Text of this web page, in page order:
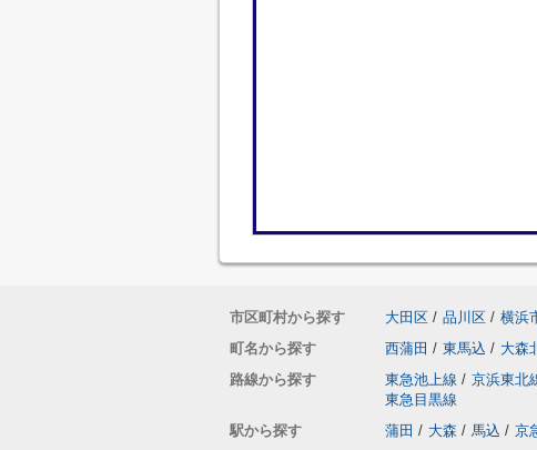
市区町村から探す 大田区 / 品川区 / 横浜
町名から探す
西蒲田 / 東馬込 / 大森
路線から探す
東急池上線 / 京浜東北
東急目黒線
駅から探す
蒲田 / 大森 / 馬込 / 京